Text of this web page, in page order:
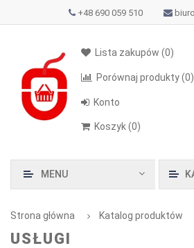
+48 690 059 510
Lista zakupów (0)
Porównaj produkty(0)
Konto
Koszyk(0)
MENU
Strona główna Katalog produktów
USŁUGI